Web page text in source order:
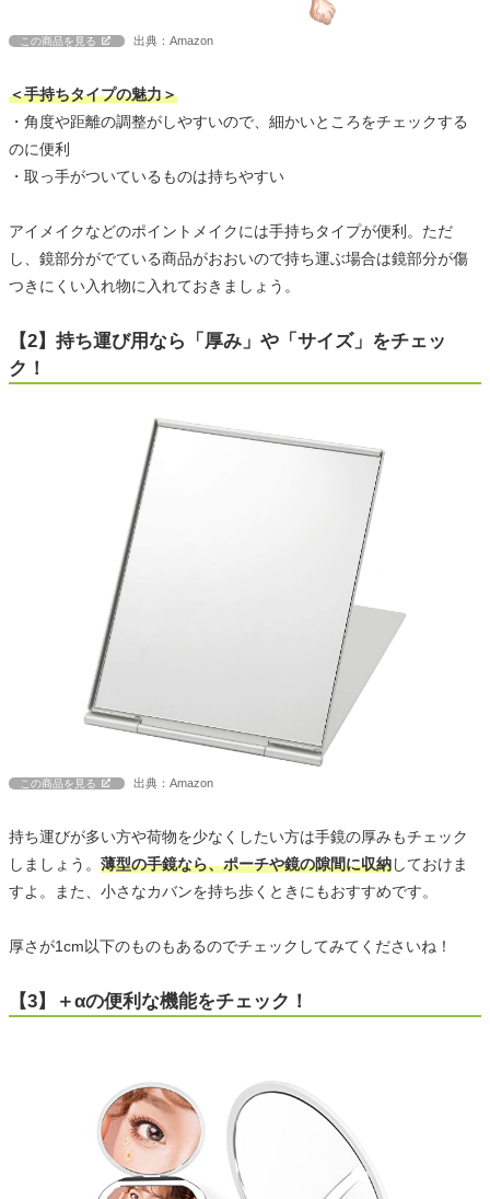
この商品を見る 出典：Amazon
＜手持ちタイプの魅力＞
・角度や距離の調整がしやすいので、細かいところをチェックする
のに便利
・取っ手がついているものは持ちやすい
アイメイクなどのポイントメイクには手持ちタイプが便利。ただ
し、鏡部分がでている商品がおおいので持ち運ぶ場合は鏡部分が傷
つきにくい入れ物に入れておきましょう。
【2】持ち運び用なら「厚み」や「サイズ」をチェッ
ク！
この商品を見る 出典：Amazon
持ち運びが多い方や荷物を少なくしたい方は手鏡の厚みもチェック
しましょう。 薄型の手鏡なら、ポーチや鏡の隙間に収納しておけま
すよ。また、小さなカバンを持ち歩くときにもおすすめです。
厚さが1cm以下のものもあるのでチェックしてみてくださいね！
【3】＋αの便利な機能をチェック！